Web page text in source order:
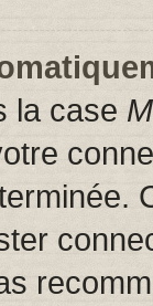
la case